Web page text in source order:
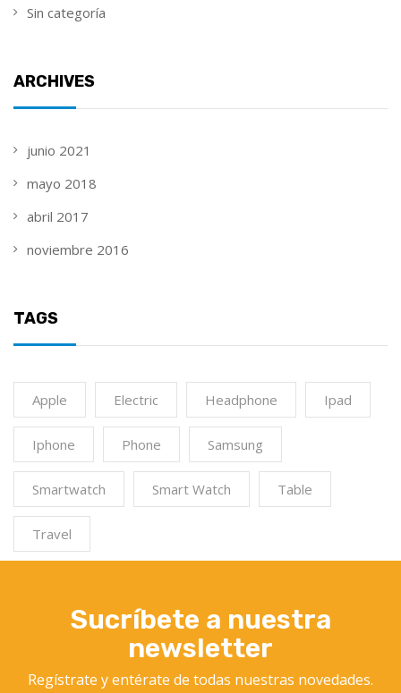
Sin categoría
ARCHIVES
junio 2021
mayo 2018
abril 2017
noviembre 2016
TAGS
Apple Electric Headphone Ipad
Iphone Phone Samsung
Smartwatch Smart Watch Table
Travel
Sucríbete a nuestra
newsletter
Regístrate y entérate de todas nuestras novedades.